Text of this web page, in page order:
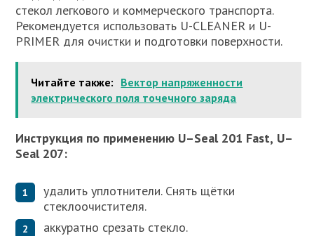
стекол легкового и коммерческого транспорта.
Рекомендуется использовать U-CLEANER и U-
PRIMER для очистки и подготовки поверхности.
Читайте также: Вектор напряженности
электрического поля точечного заряда
Инструкция по применению U–Seal 201 Fast, U–
Seal 207:
удалить уплотнители. Снять щётки
стеклоочистителя.
аккуратно срезать стекло.